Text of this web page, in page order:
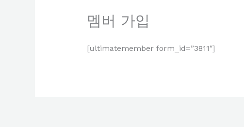
멤버 가입
[ultimatemember form_id=”3811″]